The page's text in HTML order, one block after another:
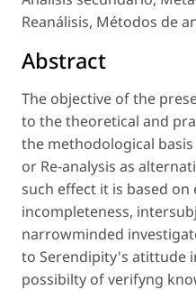
Reanálisis, Métodos de
Abstract
The objective of the
to the theoretical and
the methodological
or Re-analysis as
such effect it is based
incompleteness,
narrowminded
to Serendipity's atittude
possibilty of verifyng